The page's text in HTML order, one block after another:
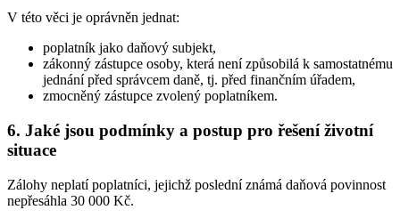
V této věci je oprávněn jednat:
poplatník jako daňový subjekt,
zákonný zástupce osoby, která není způsobilá k samostatnému
jednání před správcem daně, tj. před finančním úřadem,
zmocněný zástupce zvolený poplatníkem.
6. Jaké jsou podmínky a postup pro řešení životní
situace
Zálohy neplatí poplatníci, jejichž poslední známá daňová povinnost
nepřesáhla 30 000 Kč.